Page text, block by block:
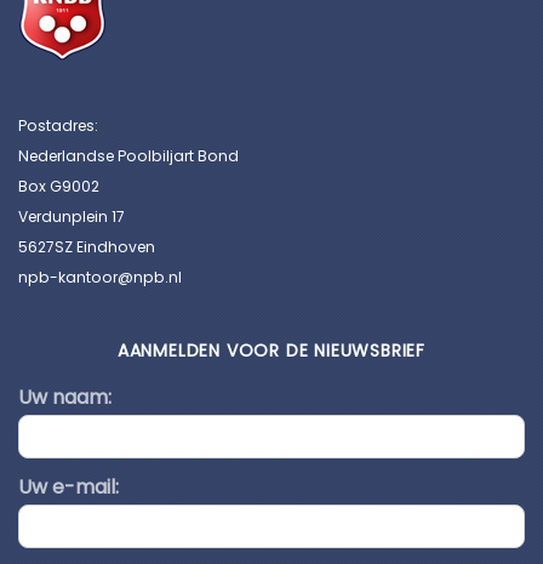
Postadres:
Nederlandse Poolbiljart Bond
Box G9002
Verdunplein 17
5627SZ Eindhoven
npb-kantoor@npb.nl
AANMELDEN VOOR DE NIEUWSBRIEF
Uw naam:
Uw e-mail: